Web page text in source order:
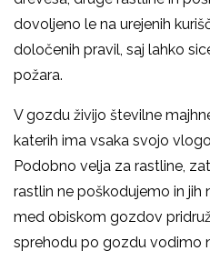
dovoljeno le na urejenih
določenih pravil, saj lahko
požara.
V gozdu živijo številne
katerih ima vsaka svojo
Podobno velja za rastline,
rastlin ne poškodujemo in jih
med obiskom gozdov
sprehodu po gozdu vodimo